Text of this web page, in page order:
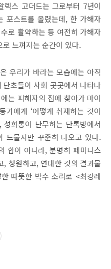
스 고더드는 그로부터 7년이
포스트를 올렸는데, 한 가해자
로 활약하는 등 여전히 가해자
느껴지는 순간이 있다.
우리가 바라는 모습에는 아직
초들이 사회 곳곳에서 나타나
는 피해자의 집에 찾아가 마이
가에게 ‘어떻게 취재하는 것이
성희롱이 난무하는 단톡방에서
드물지만 꾸준히 나오고 있다.
합이 아니라, 분명히 페미니스
, 청원하고, 연대한 것의 결과물
따뜻한 박수 소리로 <최강레